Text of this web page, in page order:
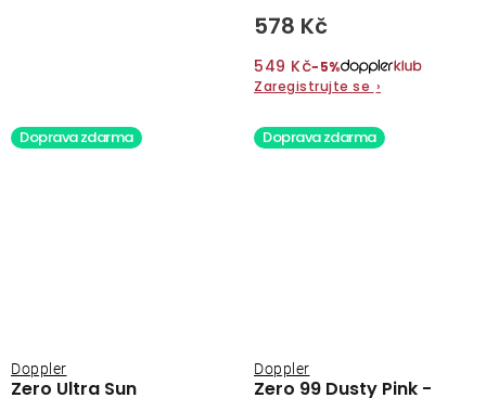
578 Kč
549 Kč−5%
Zaregistrujte se ›
Doprava zdarma
Zero Ultra Sun
Doppler
Doprava zdarma
Zero 99 Dusty Pink -
Doppler